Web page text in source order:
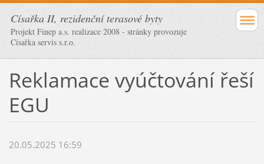
Císařka II, rezidenční terasové byty
Projekt Finep a.s. realizace 2008 - stránky provozuje
Císařka servis s.r.o.
Reklamace vyúčtování řeší
EGU
20.05.2025 16:59